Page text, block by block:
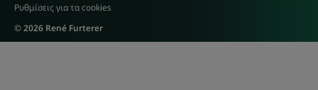
Ρυθμίσεις για τα cookies
© 2026 René Furterer